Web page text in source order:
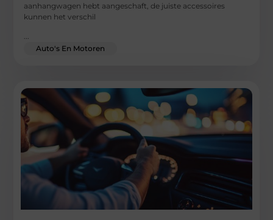
aanhangwagen hebt aangeschaft, de juiste accessoires
kunnen het verschil
...
Auto's En Motoren